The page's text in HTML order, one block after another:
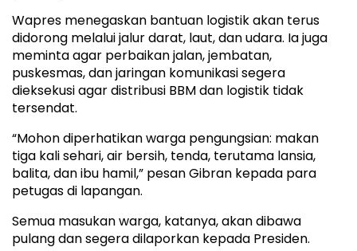
Wapres menegaskan bantuan logistik akan terus
didorong melalui jalur darat, laut, dan udara. Ia juga
meminta agar perbaikan jalan, jembatan,
puskesmas, dan jaringan komunikasi segera
dieksekusi agar distribusi BBM dan logistik tidak
tersendat.
“Mohon diperhatikan warga pengungsian: makan
tiga kali sehari, air bersih, tenda, terutama lansia,
balita, dan ibu hamil,” pesan Gibran kepada para
petugas di lapangan.
Semua masukan warga, katanya, akan dibawa
pulang dan segera dilaporkan kepada Presiden.